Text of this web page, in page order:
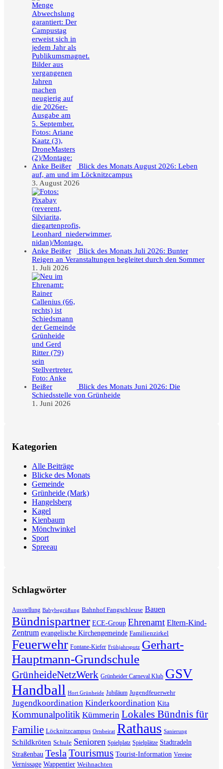
Blick des Monats August 2026: Leben
auf, am und im Löcknitzcampus
3. August 2026
Blick des Monats Juli 2026: Bunter
Reigen an Veranstaltungen begleitet durch den Sommer
1. Juli 2026
Blick des Monats Juni 2026: Die
Schiedsstelle von Grünheide
1. Juni 2026
Kategorien
Alle Beiträge
Blicke des Monats
Gemeinde
Grünheide (Mark)
Hangelsberg
Kagel
Kienbaum
Mönchwinkel
Sport
Spreeau
Schlagwörter
Ausstellung Babybegrüßung Bahnhof Fangschleuse Bauen
Bündnispartner ECE-Group Ehrenamt Eltern-Kind-
Zentrum evangelische Kirchengemeinde Familienzirkel
Feuerwehr Fontane-Kiefer Frühjahrsputz Gerhart-
Hauptmann-Grundschule
GrünheideNetzWerk Grünheider Carneval Klub GSV
Handball Hort Grünheide Jubiläum Jugendfeuerwehr
Jugendkoordination Kinderkoordination Kita
Kommunalpolitik Kümmerin Lokales Bündnis für
Familie Löcknitzcampus Ortsbeirat Rathaus Sanierung
Schildkröten Schule Senioren Spielplatz Spielplätze Stadtradeln
Straßenbau Tesla Tourismus Tourist-Information Vereine
Vernissage Wappentier Weihnachten